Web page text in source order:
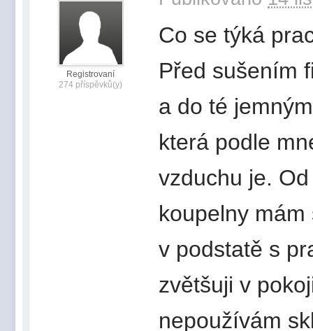
Registrovaní
274 příspěvků(y)
Co se týká
Před sušením
a do té
která podle
vzduchu je.
koupelny
v podstatě s
zvětšuji v
nepoužívám